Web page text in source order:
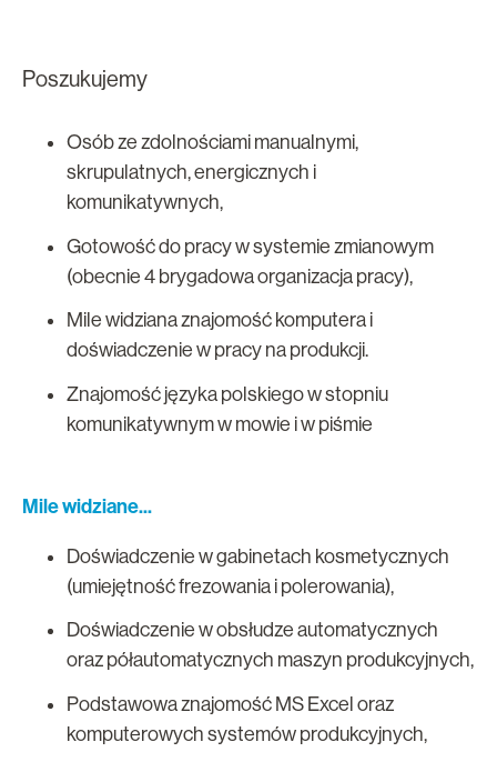
Poszukujemy
Osób ze zdolnościami manualnymi,
skrupulatnych, energicznych i
komunikatywnych,
Gotowość do pracy w systemie zmianowym
(obecnie 4 brygadowa organizacja pracy),
Mile widziana znajomość komputera i
doświadczenie w pracy na produkcji.
Znajomość języka polskiego w stopniu
komunikatywnym w mowie i w piśmie
Mile widziane...
Doświadczenie w gabinetach kosmetycznych
(umiejętność frezowania i polerowania),
Doświadczenie w obsłudze automatycznych
oraz półautomatycznych maszyn produkcyjnych,
Podstawowa znajomość MS Excel oraz
komputerowych systemów produkcyjnych,